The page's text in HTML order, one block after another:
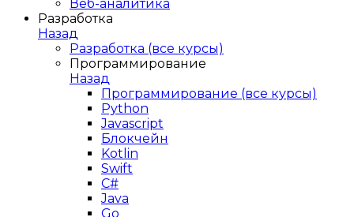
Веб-аналитика
Разработка
Назад
Разработка (все курсы)
Программирование
Назад
Программирование (все курсы)
Python
Javascript
Блокчейн
Kotlin
Swift
C#
Java
Go